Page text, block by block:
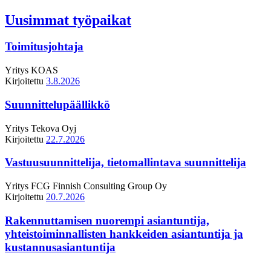
Uusimmat työpaikat
Toimitusjohtaja
Yritys KOAS
Kirjoitettu 3.8.2026
Suunnittelupäällikkö
Yritys Tekova Oyj
Kirjoitettu 22.7.2026
Vastuusuunnittelija, tietomallintava suunnittelija
Yritys FCG Finnish Consulting Group Oy
Kirjoitettu 20.7.2026
Rakennuttamisen nuorempi asiantuntija,
yhteistoiminnallisten hankkeiden asiantuntija ja
kustannusasiantuntija